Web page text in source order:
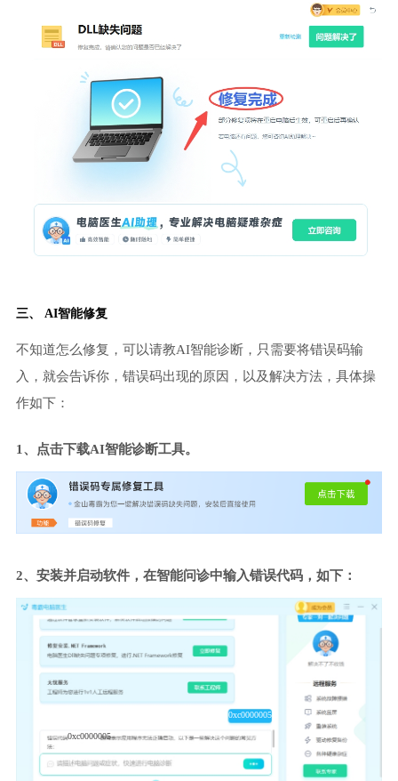
三、 AI智能修复
不知道怎么修复，可以请教AI智能诊断，只需要将错误码输
入，就会告诉你，错误码出现的原因，以及解决方法，具体操
作如下：
1、点击下载AI智能诊断工具。
2、安装并启动软件，在智能问诊中输入错误代码，如下：
0xc0000005
0xc0000005